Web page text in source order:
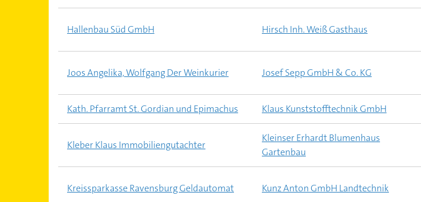
Hallenbau Süd GmbH Hirsch Inh. Weiß Gasthaus
Joos Angelika, Wolfgang Der Weinkurier Josef Sepp GmbH & Co. KG
Kath. Pfarramt St. Gordian und Epimachus Klaus Kunststofftechnik GmbH
Kleber Klaus Immobiliengutachter
Kleinser Erhardt Blumenhaus
Gartenbau
Kreissparkasse Ravensburg Geldautomat Kunz Anton GmbH Landtechnik